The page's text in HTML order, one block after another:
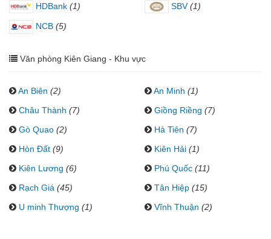
HDBank (1) SBV (1)
NCB (5)
Văn phòng Kiên Giang - Khu vực
An Biên (2) An Minh (1)
Châu Thành (7) Giồng Riềng (7)
Gò Quao (2) Hà Tiên (7)
Hòn Đất (9) Kiên Hải (1)
Kiên Lương (6) Phú Quốc (11)
Rạch Giá (45) Tân Hiệp (15)
U minh Thượng (1) Vĩnh Thuận (2)